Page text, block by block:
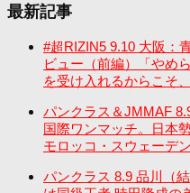
最新記事
#超RIZIN5 9.10 大阪：
ビュー（前編）「やめ
を受け入れるからこそ
パンクラス＆JMMAF
国際ワンマッチ。日本
モロッコ・スウェーデ
パンクラス 8.9 品川（